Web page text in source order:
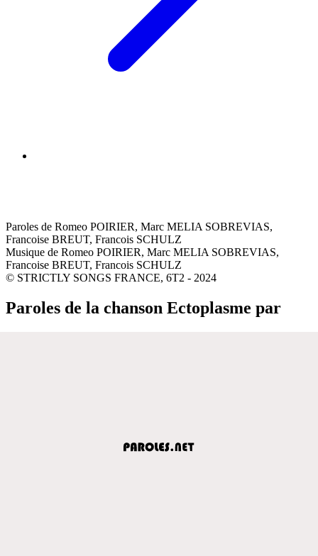
Paroles de Romeo POIRIER, Marc MELIA SOBREVIAS,
Francoise BREUT, Francois SCHULZ
Musique de Romeo POIRIER, Marc MELIA SOBREVIAS,
Francoise BREUT, Francois SCHULZ
© STRICTLY SONGS FRANCE, 6T2 - 2024
Paroles de la chanson Ectoplasme par